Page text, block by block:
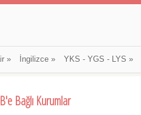
» İngilizce» YKS - YGS - LYS »
Bağlı Kurumlar